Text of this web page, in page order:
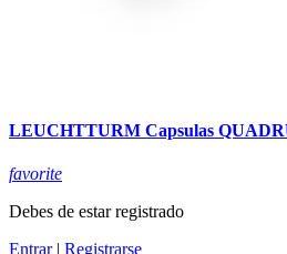
LEUCHTTURM Capsulas
favorite
Debes de estar registrado
Entrar| Registrarse